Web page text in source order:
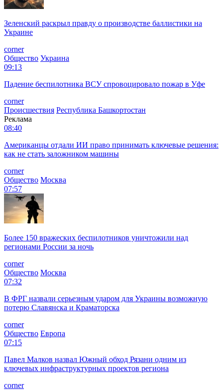
Зеленский раскрыл правду о производстве баллистики на
Украине
corner
Общество Украина
09:13
Падение беспилотника ВСУ спровоцировало пожар в Уфе
corner
Происшествия Республика Башкортостан
Реклама
08:40
Американцы отдали ИИ право принимать ключевые решения:
как не стать заложником машины
corner
Общество Москва
07:57
Более 150 вражеских беспилотников уничтожили над
регионами России за ночь
corner
Общество Москва
07:32
В ФРГ назвали серьезным ударом для Украины возможную
потерю Славянска и Краматорска
corner
Общество Европа
07:15
Павел Малков назвал Южный обход Рязани одним из
ключевых инфраструктурных проектов региона
corner